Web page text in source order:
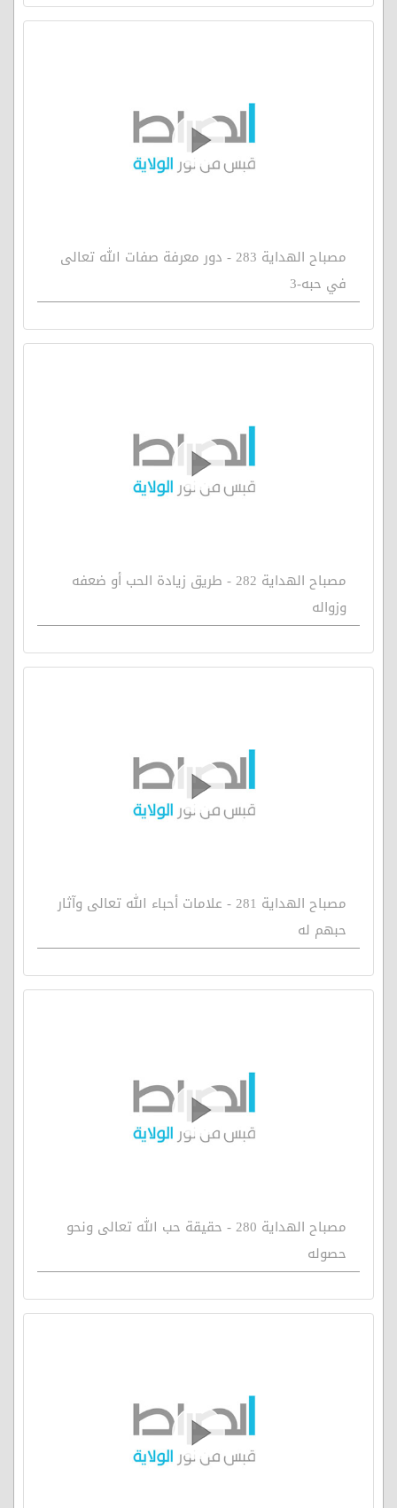
مصباح الهداية 283 - دور معرفة صفات الله تعالى
في حبه-3
مصباح الهداية 282 - طريق زيادة الحب أو ضعفه
وزواله
مصباح الهداية 281 - علامات أحباء الله تعالى وآثار
حبهم له
مصباح الهداية 280 - حقيقة حب الله تعالى ونحو
حصوله